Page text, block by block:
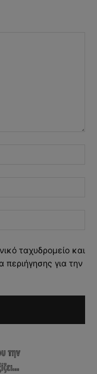
ταχυδρομείο και
για την